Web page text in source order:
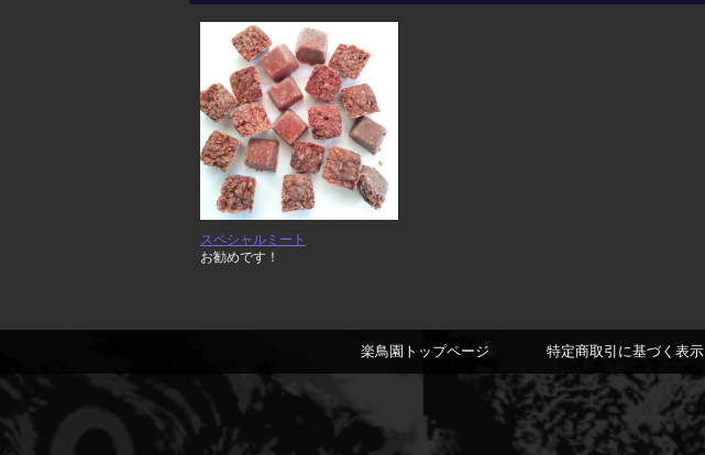
スペシャルミート
お勧めです！
楽鳥園トップページ 特定商取引に基づく表示